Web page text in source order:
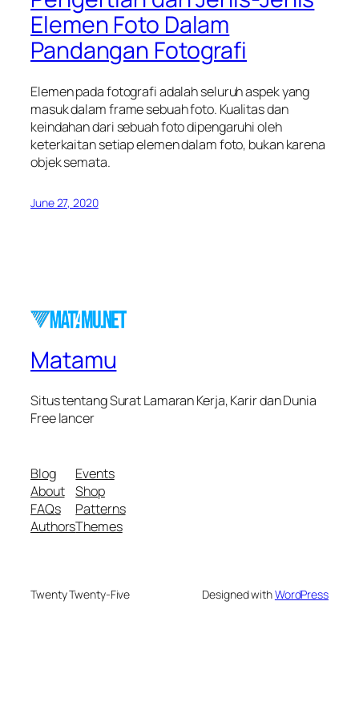
Elemen Foto Dalam
Pandangan Fotografi
Elemen pada fotografi adalah seluruh aspek yang
masuk dalam frame sebuah foto. Kualitas dan
keindahan dari sebuah foto dipengaruhi oleh
keterkaitan setiap elemen dalam foto, bukan karena
objek semata.
June 27, 2020
Matamu
Situs tentang Surat Lamaran Kerja, Karir dan Dunia
Free lancer
Blog
About
FAQs
Authors
Events
Shop
Patterns
Themes
Twenty Twenty-Five Designed withWordPress